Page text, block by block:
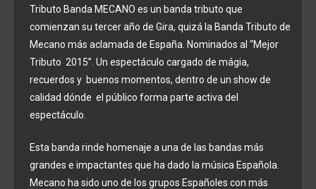
Tributo Banda MECANO es un banda tributo que
comienzan su terceraño de Gira, quizá la Banda Tributo de
Mecano más aclamada de España. Nominados al “Mejor
Tributo 2015”. Un espectáculo cargado de mágia,
recuerdos y buenos momentos, dentro de un show de
calidad dónde el público forma parte activa del
espectáculo.
Esta banda rinde homenaje a una de las bandas más
grandes e impactantes que ha dado la música Española.
Mecano ha sido uno de los grupos Españoles con más